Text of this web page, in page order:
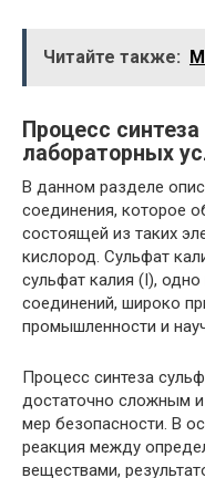
Читайте также:
Процесс
лабораторных
В данном разделе
соединения, которое
состоящей из таких
кислород. Сульфат
сульфат калия (I),
соединений, широко
промышленности и
Процесс синтеза
достаточно сложным
мер безопасности. В
реакция между
веществами,